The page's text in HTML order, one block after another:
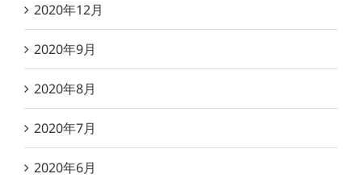
2020年12月
2020年9月
2020年8月
2020年7月
2020年6月